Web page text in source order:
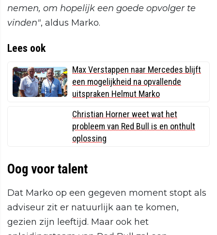
nemen, om hopelijk een goede opvolger te
vinden", aldus Marko.
Lees ook
Max Verstappen naar Mercedes blijft
een mogelijkheid na opvallende
uitspraken Helmut Marko
Christian Horner weet wat het
probleem van Red Bull is en onthult
oplossing
Oog voor talent
Dat Marko op een gegeven moment stopt als
adviseur zit er natuurlijk aan te komen,
gezien zijn leeftijd. Maar ook het